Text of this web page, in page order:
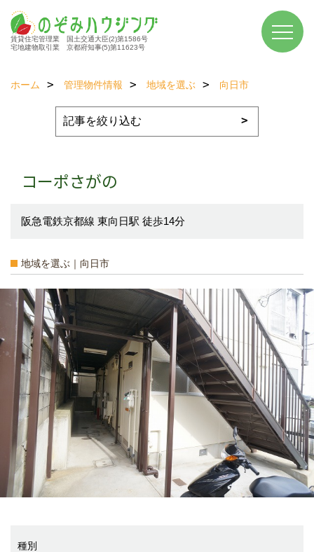
賃貸住宅管理業 国土交通大臣(2)第1586号
宅地建物取引業 京都府知事(5)第11623号
ホーム 管理物件情報 地域を選ぶ 向日市
コーポさがの
阪急電鉄京都線 東向日駅 徒歩14分
地域を選ぶ｜向日市
種別